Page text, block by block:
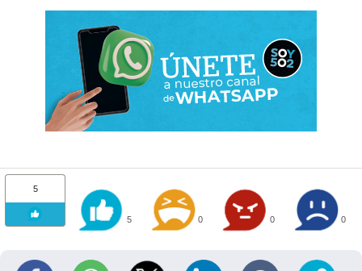
5
5 0 0 0